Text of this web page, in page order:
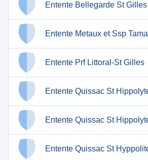
Entente Bellegarde St
Entente Metaux et Ssp
Entente Prf Littoral-St Gilles
Entente Quissac St
Entente Quissac St
Entente Quissac St